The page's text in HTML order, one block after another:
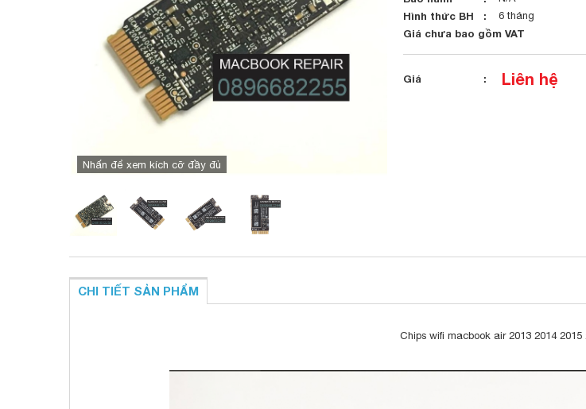
Nhấn để xem kích cỡ đầy đủ
Hình thức BH 6 tháng
Giá chưa bao gồm VAT
Giá Liên hệ
CHI TIẾT SẢN PHẨM
Chips wifi macbook air 2013 2014 2015